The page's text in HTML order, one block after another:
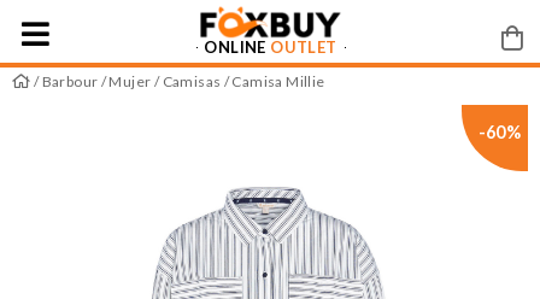
ONLINE OUTLET
/ Barbour /Mujer / Camisas / Camisa Millie
-60%